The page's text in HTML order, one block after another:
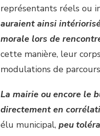
représentants réels ou
auraient ainsi
morale lors de
cette manière, leur
modulations de
La mairie ou encore le
directement en
élu municipal, peu